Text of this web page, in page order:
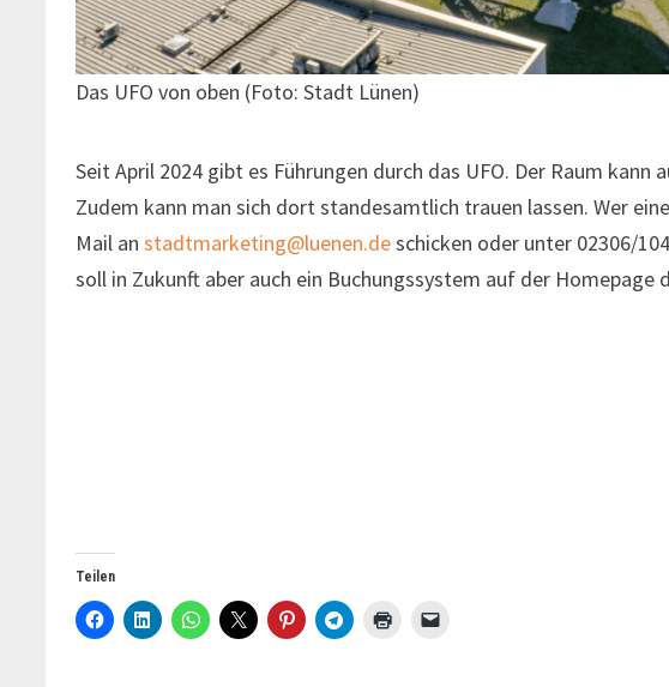
Das UFO von oben (Foto: Stadt Lünen)
Seit April 2024 gibt es Führungen durch das UFO. Der Raum
Zudem kann man sich dort standesamtlich trauen lassen. Wer
Mail anstadtmarketing@luenen.deschicken oder unter 02306/
soll in Zukunft aber auch ein Buchungssystem auf der Homepage
Teilen